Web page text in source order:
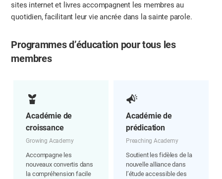
sites internet et livres accompagnent les membres au
quotidien, facilitant leur vie ancrée dans la sainte parole.
Programmes d’éducation pour tous les
membres
Académie de
croissance
Growing Academy
Accompagne les
nouveaux convertis dans
la compréhension facile
Académie de
prédication
Preaching Academy
Soutient les fidèles de la
nouvelle alliance dans
l’étude accessible des